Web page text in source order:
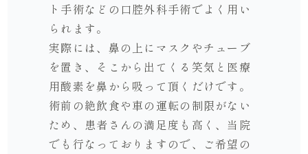
ト手術などの口腔外科手術でよく用い
られます。
実際には、鼻の上にマスクやチューブ
を置き、そこから出てくる笑気と医療
用酸素を鼻から吸って頂くだけです。
術前の絶飲食や車の運転の制限がない
ため、患者さんの満足度も高く、当院
でも行なっておりますので、ご希望の